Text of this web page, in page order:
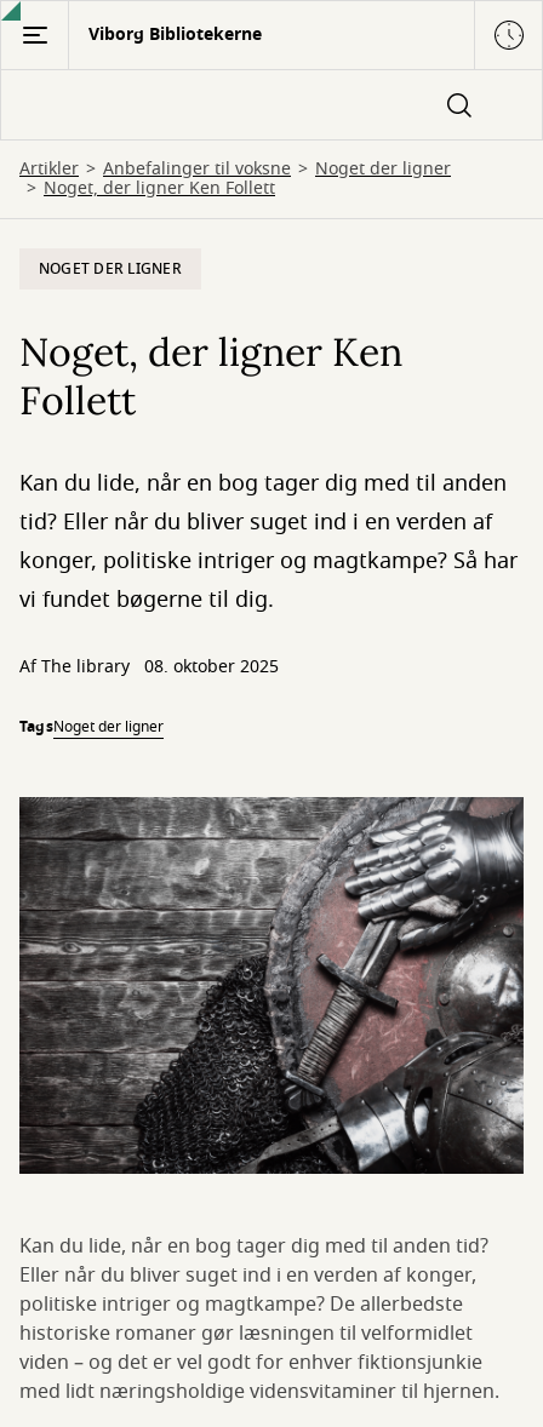
Gå
hovedindhold
Viborg Bibliotekerne
Artikler Anbefalinger til voksne Noget der ligner
Noget, der ligner Ken Follett
NOGET DER LIGNER
Noget, der ligner Ken
Follett
Kan du lide, når en bog tager dig med til anden
tid? Eller når du bliver suget ind i en verden af
konger, politiske intriger og magtkampe? Så har
vi fundet bøgerne til dig.
Af The library 08. oktober 2025
TagsNoget der ligner
Kan du lide, når en bog tager dig med til anden tid?
Eller når du bliver suget ind i en verden af konger,
politiske intriger og magtkampe? De allerbedste
historiske romaner gør læsningen til velformidlet
viden – og det er vel godt for enhver fiktionsjunkie
med lidt næringsholdige vidensvitaminer til hjernen.